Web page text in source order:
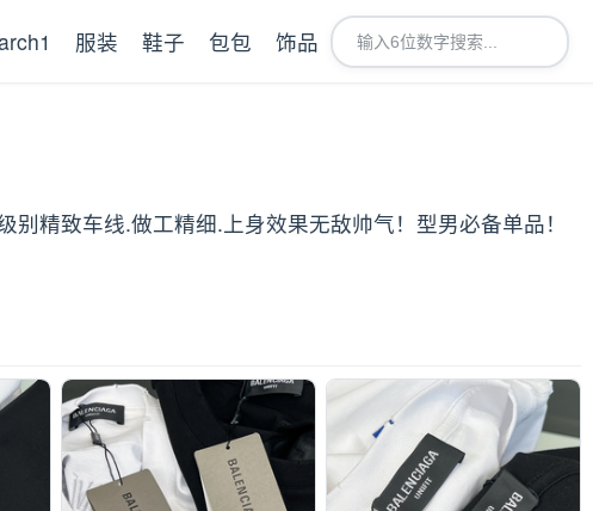
服装 鞋子 包包 饰品
精致车线.做工精细.上身效果无敌帅气！型男必备单品！